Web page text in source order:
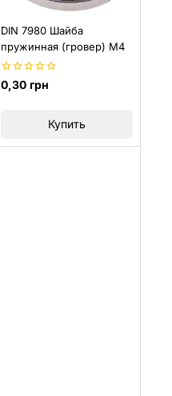
DIN 7980 Шайба
пружинная (гровер) M4
0
из
0,30 грн
Купить